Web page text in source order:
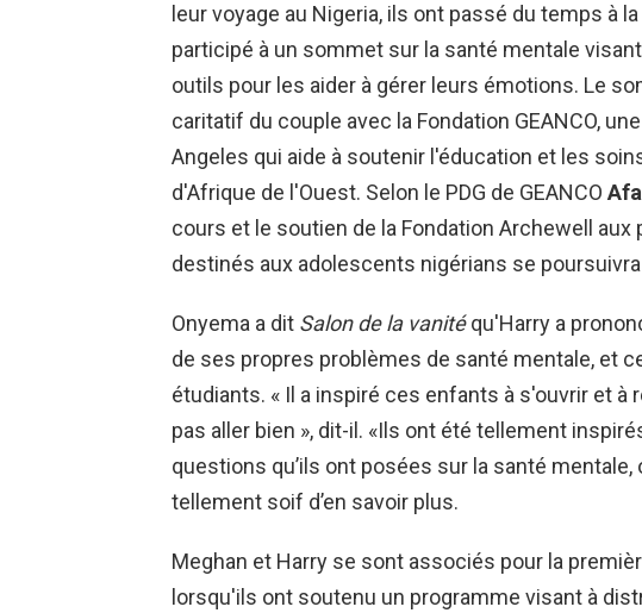
leur voyage au Nigeria, ils ont passé du temps à
participé à un sommet sur la santé mentale
outils pour les aider à gérer leurs émotions. Le
caritatif du couple avec la Fondation GEANCO,
Angeles qui aide à soutenir l'éducation et les
d'Afrique de l'Ouest. Selon le PDG de GEANCO
cours et le soutien de la Fondation Archewell
destinés aux adolescents nigérians se poursuivra
Onyema a dit Salon de la vanitéqu'Harry a
de ses propres problèmes de santé mentale, et
étudiants. « Il a inspiré ces enfants à s'ouvrir et à
pas aller bien », dit-il. «Ils ont été tellement
questions qu’ils ont posées sur la santé mentale,
tellement soif d’en savoir plus.
Meghan et Harry se sont associés pour la
lorsqu'ils ont soutenu un programme visant à